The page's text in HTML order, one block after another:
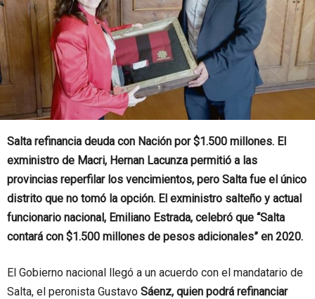
Salta refinancia deuda con Nación por $1.500 millones. El
exministro de Macri, Hernan Lacunza permitió a las
provincias reperfilar los vencimientos, pero Salta fue el único
distrito que no tomó la opción. El exministro salteño y actual
funcionario nacional, Emiliano Estrada, celebró que “Salta
contará con $1.500 millones de pesos adicionales” en 2020.
El Gobierno nacional llegó a un acuerdo con el mandatario de
Salta, el peronista Gustavo Sáenz, quien podrá refinanciar